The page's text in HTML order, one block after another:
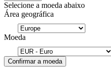
Selecione a moeda abaixo
Área geográfica
Moeda
Confirmar a moeda